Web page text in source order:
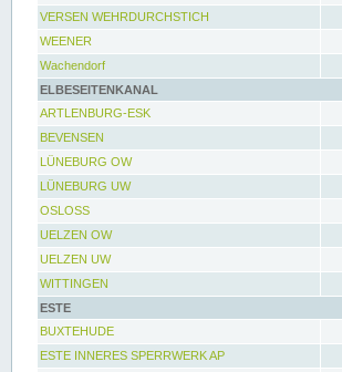
VERSEN WEHRDURCHSTICH
WEENER
Wachendorf
ELBESEITENKANAL
ARTLENBURG-ESK
BEVENSEN
LÜNEBURG OW
LÜNEBURG UW
OSLOSS
UELZEN OW
UELZEN UW
WITTINGEN
ESTE
BUXTEHUDE
ESTE INNERES SPERRWERK AP